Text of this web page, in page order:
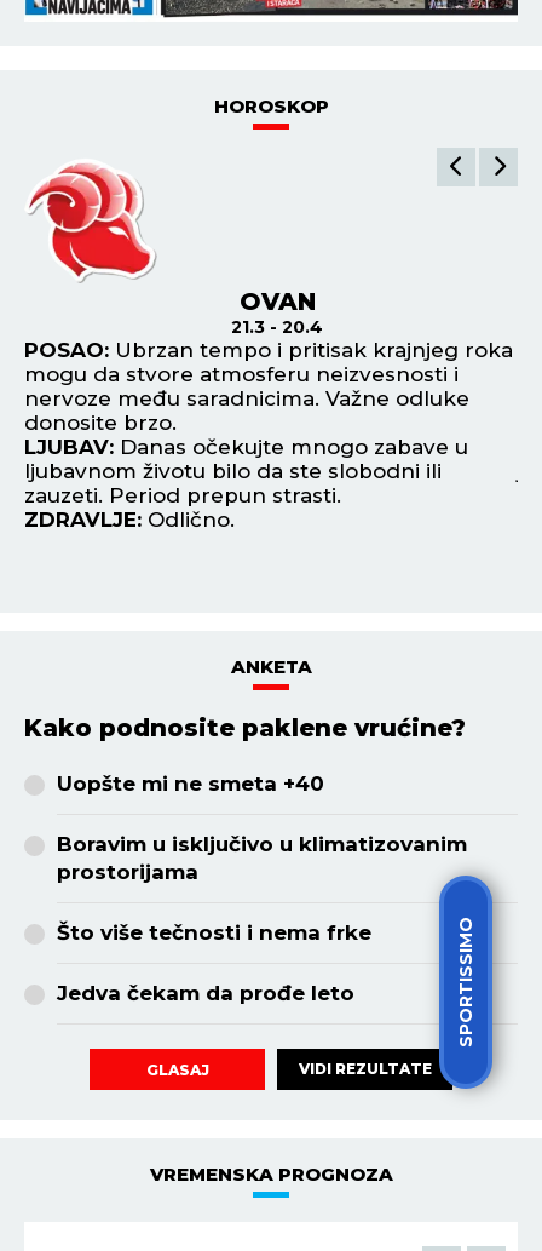
SPORTISSIMO
HOROSKOP
OVAN
21.3 - 20.4
POSAO: Ubrzan tempo i pritisak krajnjeg roka
mogu da stvore atmosferu neizvesnosti i
nervoze među saradnicima. Važne odluke
donosite brzo.
LJUBAV: Danas očekujte mnogo zabave u
ljubavnom životu bilo da ste slobodni ili
zauzeti. Period prepun strasti.
ZDRAVLJE: Odlično.
ANKETA
Kako podnosite paklene vrućine?
Uopšte mi ne smeta +40
Boravim u isključivo u klimatizovanim
prostorijama
Što više tečnosti i nema frke
Jedva čekam da prođe leto
GLASAJ VIDI REZULTATE
VREMENSKA PROGNOZA